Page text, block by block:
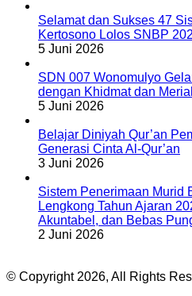
Selamat dan Sukses 47
Kertosono Lolos SNBP
5 Juni 2026
SDN 007 Wonomulyo
dengan Khidmat dan
5 Juni 2026
Belajar Diniyah Qur’an
Generasi Cinta Al-Qur’an
3 Juni 2026
Sistem Penerimaan Murid
Lengkong Tahun Ajaran
Akuntabel, dan Bebas
2 Juni 2026
© Copyright 2026, All Rights